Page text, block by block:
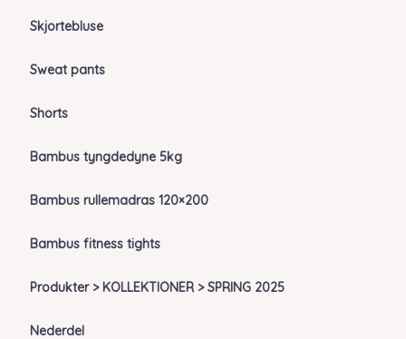
Skjortebluse
Sweat pants
Shorts
Bambus tyngdedyne 5kg
Bambus rullemadras 120×200
Bambus fitness tights
Produkter > KOLLEKTIONER > SPRING 2025
Nederdel